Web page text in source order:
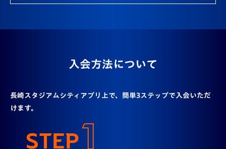
入会方法について
長崎スタジアムシティアプリ上で、簡単3ステップで入会いただ
けます。
STEP 1